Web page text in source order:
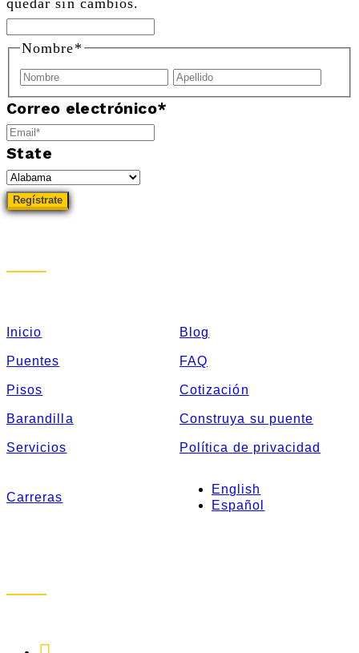
quedar sin cambios.
Nombre*
Nombre
Correo electrónico*
State
Inicio Blog
Puentes FAQ
Pisos Cotización
Barandilla Construya su puente
Servicios Política de privacidad
Carreras
English
Español